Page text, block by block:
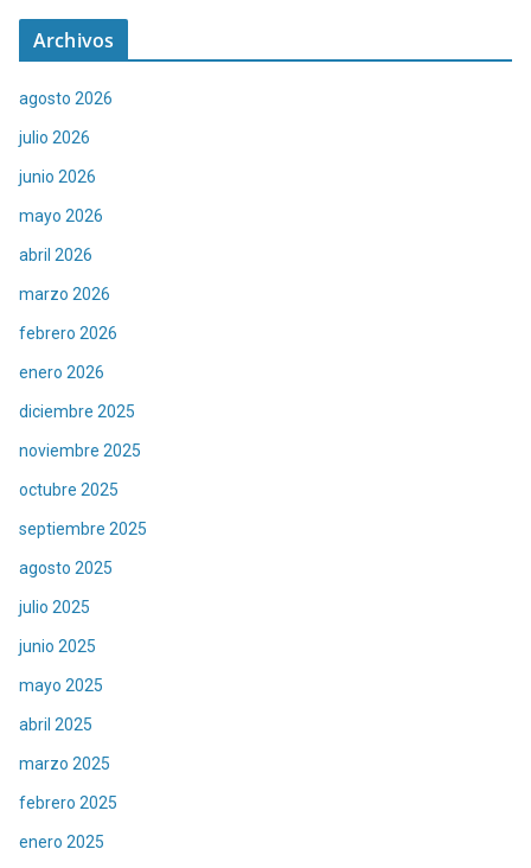
Archivos
agosto 2026
julio 2026
junio 2026
mayo 2026
abril 2026
marzo 2026
febrero 2026
enero 2026
diciembre 2025
noviembre 2025
octubre 2025
septiembre 2025
agosto 2025
julio 2025
junio 2025
mayo 2025
abril 2025
marzo 2025
febrero 2025
enero 2025